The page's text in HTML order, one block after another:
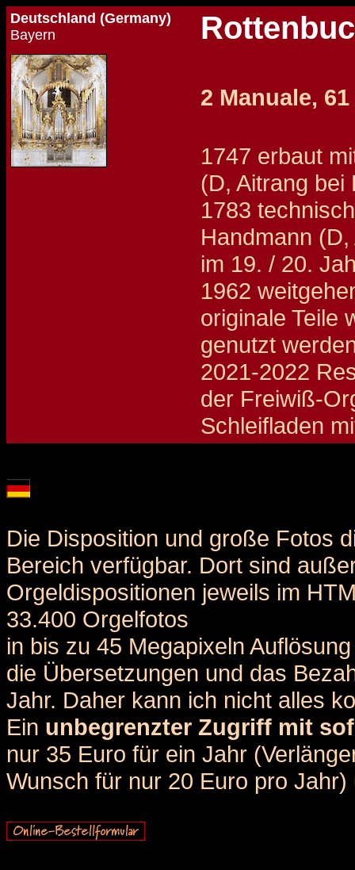
Deutschland (Germany)
Bayern
2 Manuale,
1747 erbaut
(D, Aitrang bei
1783
Handmann
im 19. / 20.
1962
originale Teile
genutzt
2021-2022
der Freiwiß-
Schleifladen
Die Disposition und große Fotos
Bereich verfügbar. Dort sind
Orgeldispositionen jeweils im
33.400 Orgelfotos
in bis zu 45 Megapixeln
die Übersetzungen und das
Jahr. Daher kann ich nicht alles
Ein unbegrenzter Zugriff mit
nur 35 Euro für ein Jahr
Wunsch für nur 20 Euro pro